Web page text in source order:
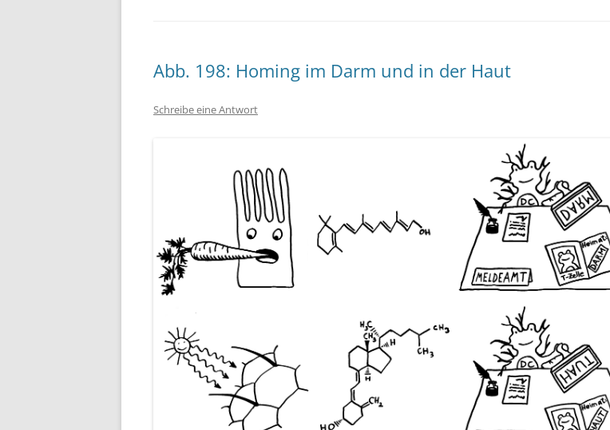
Abb. 198: Homing im Darm und in der Haut
Schreibe eine Antwort